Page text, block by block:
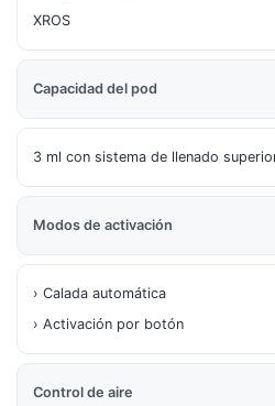
XROS
Capacidad del pod
3 ml con sistema de llenado
Modos de activación
› Calada automática
› Activación por botón
Control de aire